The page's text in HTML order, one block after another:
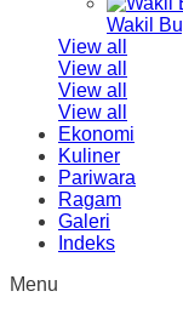
Wakil
View all
View all
View all
View all
Ekonomi
Kuliner
Pariwara
Ragam
Galeri
Indeks
Menu